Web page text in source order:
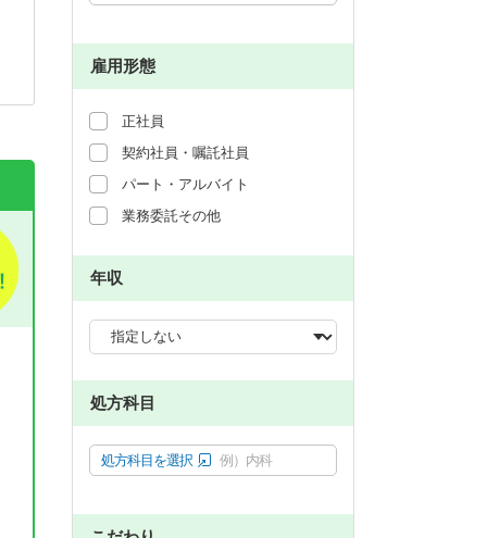
雇用形態
正社員
契約社員・嘱託社員
パート・アルバイト
業務委託その他
年収
処方科目
処方科目を選択 例）内科